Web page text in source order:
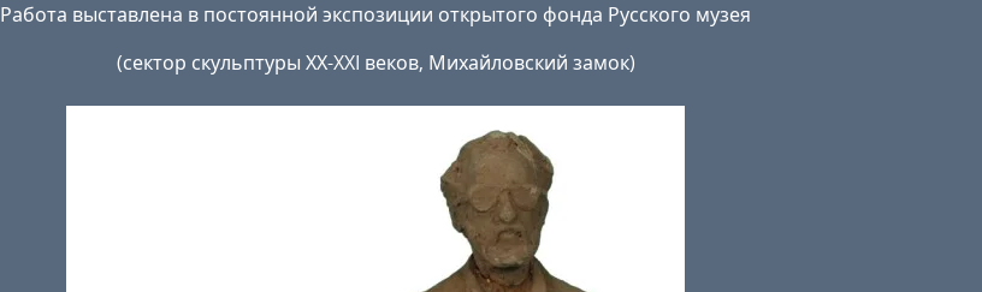
Работа выставлена в постоянной экспозиции открытого фонда Русского музея
(сектор скульптуры ХХ-XXI веков, Михайловский замок)